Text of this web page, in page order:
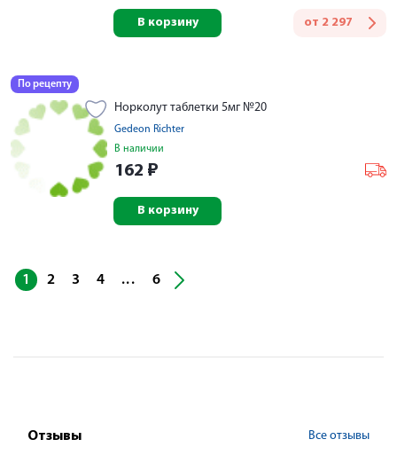
от 2 297
В корзину
По рецепту
Норколут таблетки 5мг №20
Gedeon Richter
В наличии
162 ₽
В корзину
1 2 3 4 ... 6
Отзывы Все отзывы